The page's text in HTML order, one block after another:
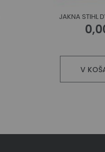
JAKNA STIHL
V